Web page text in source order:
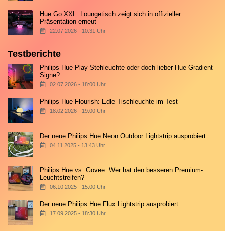
Hue Go XXL: Loungetisch zeigt sich in offizieller
Präsentation erneut
22.07.2026 - 10:31 Uhr
Testberichte
Philips Hue Play Stehleuchte oder doch lieber Hue Gradient
Signe?
02.07.2026 - 18:00 Uhr
Philips Hue Flourish: Edle Tischleuchte im Test
18.02.2026 - 19:00 Uhr
Der neue Philips Hue Neon Outdoor Lightstrip ausprobiert
04.11.2025 - 13:43 Uhr
Philips Hue vs. Govee: Wer hat den besseren Premium-
Leuchtstreifen?
06.10.2025 - 15:00 Uhr
Der neue Philips Hue Flux Lightstrip ausprobiert
17.09.2025 - 18:30 Uhr